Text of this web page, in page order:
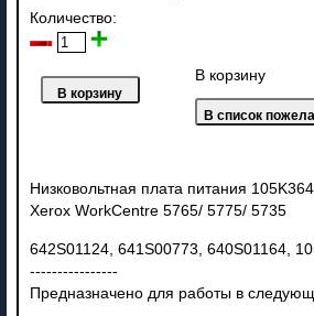
Количество:
В корзину
Низковольтная плата питания
Xerox WorkCentre 5765/ 5775/ 5735
642S01124, 641S00773, 640S01164,
----------------
Предназначено для работы в